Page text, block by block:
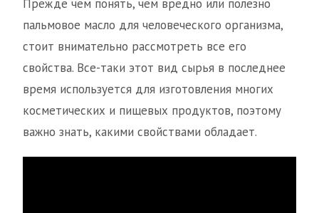
Прежде чем понять, чем вредно или полезно
пальмовое масло для человеческого организма,
стоит внимательно рассмотреть все его
свойства. Все-таки этот вид сырья в последнее
время используется для изготовления многих
косметических и пищевых продуктов, поэтому
важно знать, какими свойствами обладает.